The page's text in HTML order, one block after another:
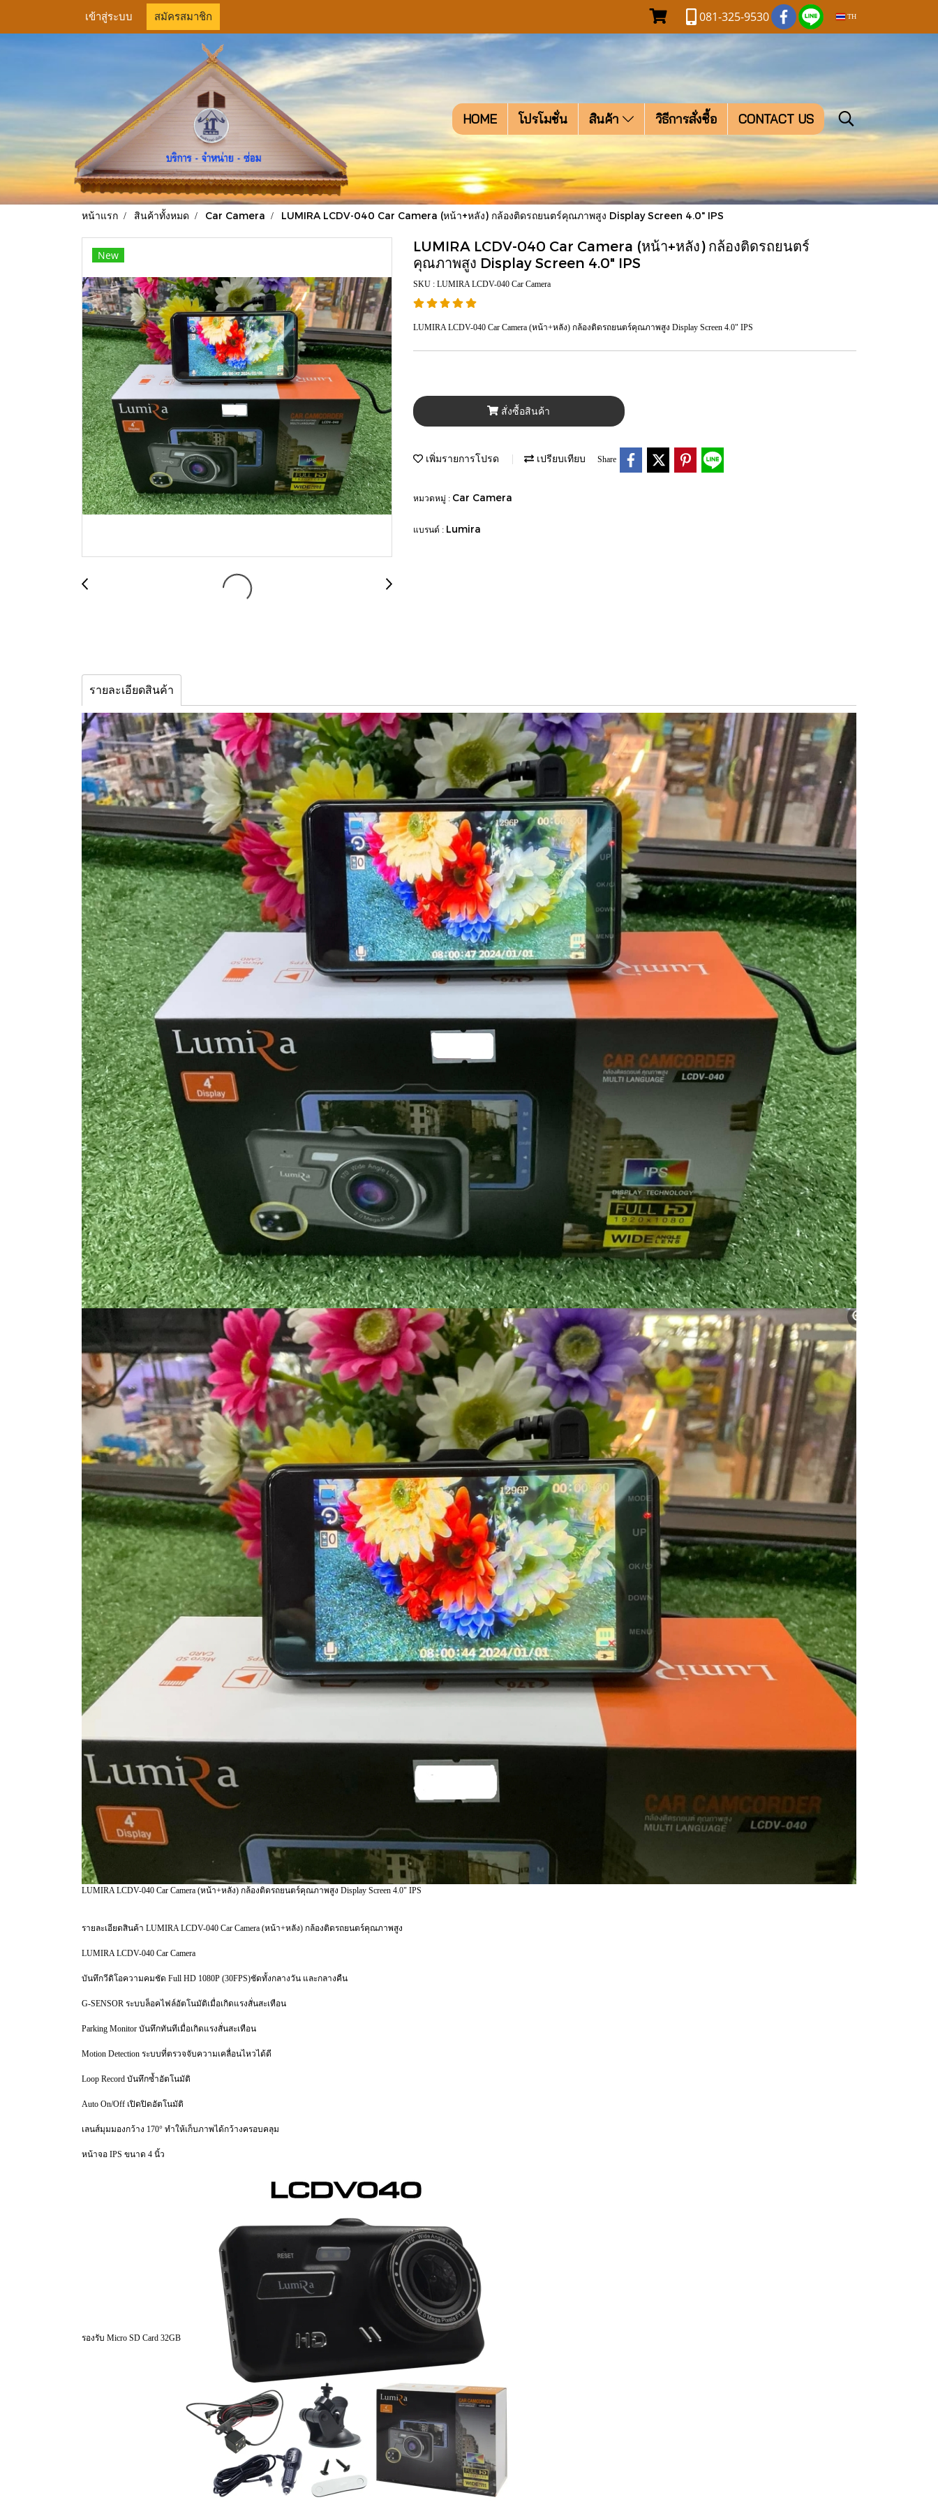
เข้าสู่ระบบ สมัครสมาชิก 081-325-9530 TH
HOME โปรโมชั่น สินค้า วิธีการสั่งซื้อ CONTACT US
หน้าแรก สินค้าทั้งหมด Car Camera LUMIRA LCDV-040 Car Camera (หน้า+หลัง) กล้องติดรถยนตร์คุณภาพสูง Display Screen 4.0" IPS
New
LUMIRA LCDV-040 Car Camera (หน้า+หลัง) กล้องติดรถยนตร์
คุณภาพสูง Display Screen 4.0" IPS
SKU : LUMIRA LCDV-040 Car Camera
LUMIRA LCDV-040 Car Camera (หน้า+หลัง) กล้องติดรถยนตร์คุณภาพสูง Display Screen 4.0" IPS
สั่งซื้อสินค้า
เพิ่มรายการโปรด เปรียบเทียบ Share
หมวดหมู่ : Car Camera
แบรนด์ : Lumira
รายละเอียดสินค้า
LUMIRA LCDV-040 Car Camera (หน้า+หลัง) กล้องติดรถยนตร์คุณภาพสูง Display Screen 4.0" IPS
รายละเอียดสินค้า LUMIRA LCDV-040 Car Camera (หน้า+หลัง) กล้องติดรถยนตร์คุณภาพสูง
LUMIRA LCDV-040 Car Camera
บันทึกวีดิโอความคมชัด Full HD 1080P (30FPS)ชัดทั้งกลางวัน และกลางคืน
G-SENSOR ระบบล็อคไฟล์อัตโนมัติเมื่อเกิดแรงสั่นสะเทือน
Parking Monitor บันทึกทันทีเมื่อเกิดแรงสั่นสะเทือน
Motion Detection ระบบที่ตรวจจับความเคลื่อนไหวได้ดี
Loop Record บันทึกซ้ำอัตโนมัติ
Auto On/Off เปิดปิดอัตโนมัติ
เลนส์มุมมองกว้าง 170° ทำให้เก็บภาพได้กว้างครอบคลุม
หน้าจอ IPS ขนาด 4 นิ้ว
รองรับ Micro SD Card 32GB